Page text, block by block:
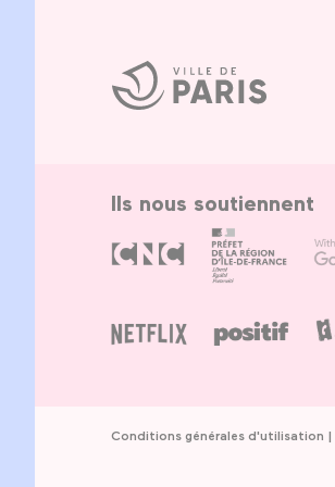
Ville
de
Paris
Ils nous soutiennent
Conditions générales d'utilisation